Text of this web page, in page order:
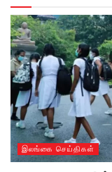
இலங்கை செய்திகள்